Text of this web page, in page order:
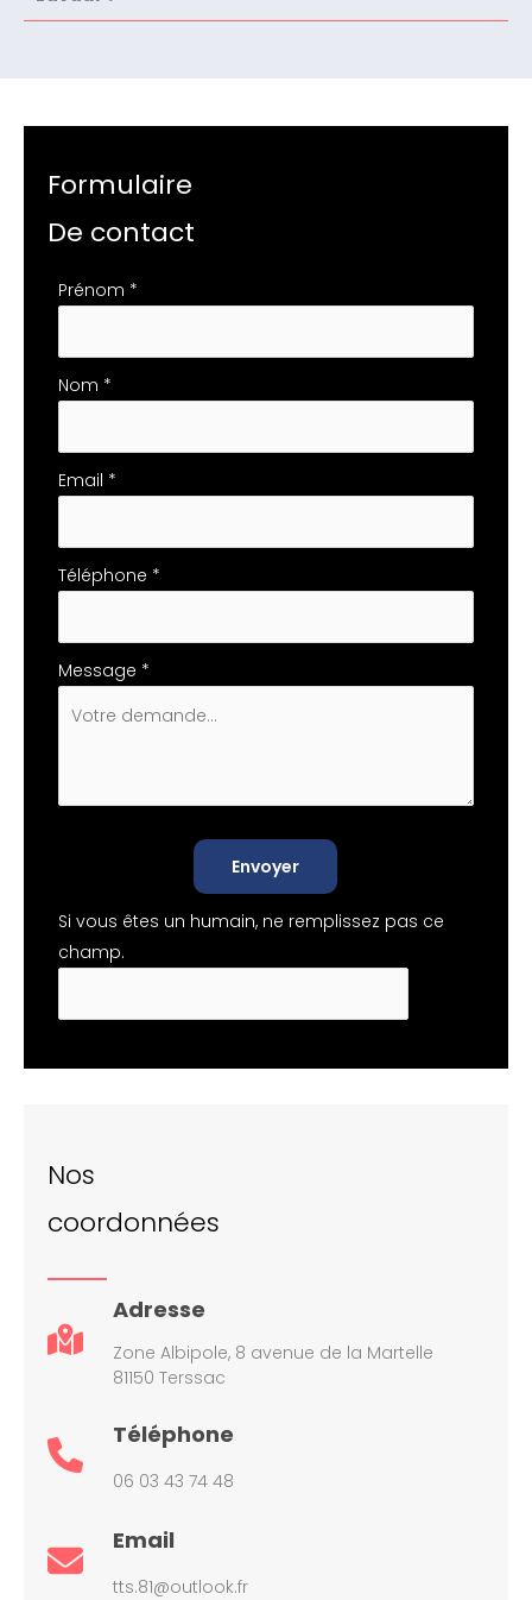
Formulaire
De contact
Formulaire
avec
téléphone
Prénom *
Nom *
Email *
Téléphone *
Message *
Envoyer
Si vous êtes un humain, ne remplissez pas ce
champ.
Nos
coordonnées
Adresse
Zone Albipole, 8 avenue de la Martelle
81150 Terssac
Téléphone
06 03 43 74 48
Email
tts.81@outlook.fr